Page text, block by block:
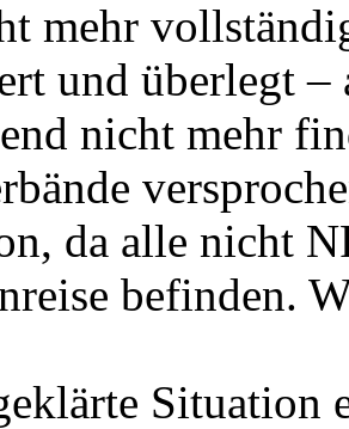
mehr
und überlegt –
nicht mehr
da alle nicht
befinden.
Situation